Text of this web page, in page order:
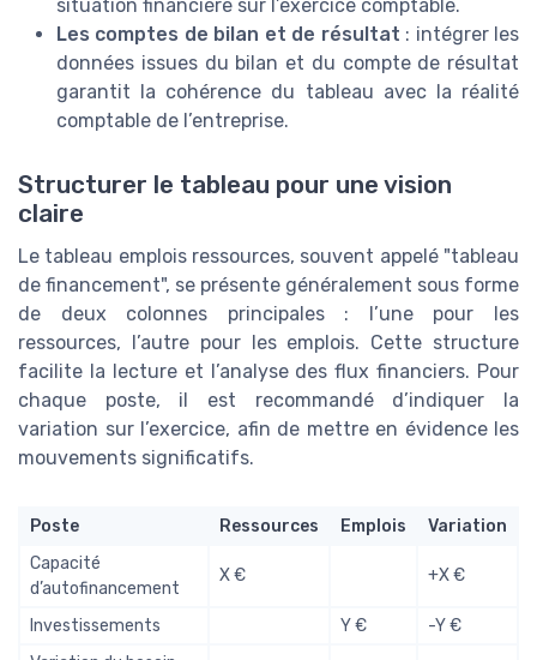
situation financière sur l’exercice comptable.
Les comptes de bilan et de résultat : intégrer les
données issues du bilan et du compte de résultat
garantit la cohérence du tableau avec la réalité
comptable de l’entreprise.
Structurer le tableau pour une vision
claire
Le tableau emplois ressources, souvent appelé "tableau
de financement", se présente généralement sous forme
de deux colonnes principales : l’une pour les
ressources, l’autre pour les emplois. Cette structure
facilite la lecture et l’analyse des flux financiers. Pour
chaque poste, il est recommandé d’indiquer la
variation sur l’exercice, afin de mettre en évidence les
mouvements significatifs.
Poste Ressources Emplois
Variation
Capacité
d’autofinancement
X € +X €
Investissements Y €
-Y €